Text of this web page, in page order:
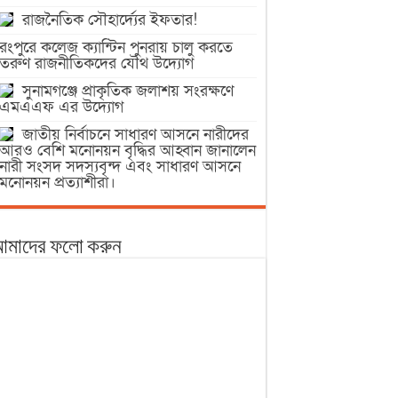
রাজনৈতিক সৌহার্দ্যের ইফতার!
কলেজ ক্যান্টিন পুনরায় চালু করতে
রাজনীতিকদের যৌথ উদ্যোগ
সুনামগঞ্জে প্রাকৃতিক জলাশয় সংরক্ষণে
এর উদ্যোগ
জাতীয় নির্বাচনে সাধারণ আসনে নারীদের
বেশি মনোনয়ন বৃদ্ধির আহ্বান জানালেন
সংসদ সদস্যবৃন্দ এবং সাধারণ আসনে
প্রত্যাশীরা।
ফলো করুন